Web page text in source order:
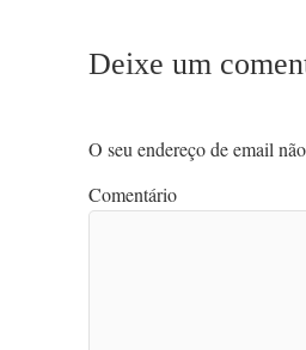
Deixe um
O seu endereço de email
Comentário